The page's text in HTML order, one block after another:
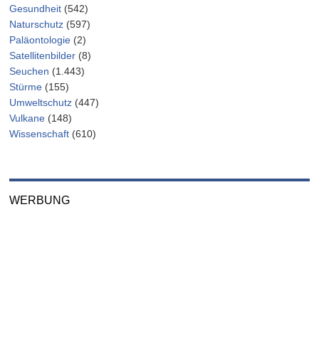
Gesundheit (542)
Naturschutz (597)
Paläontologie (2)
Satellitenbilder (8)
Seuchen (1.443)
Stürme (155)
Umweltschutz (447)
Vulkane (148)
Wissenschaft (610)
WERBUNG